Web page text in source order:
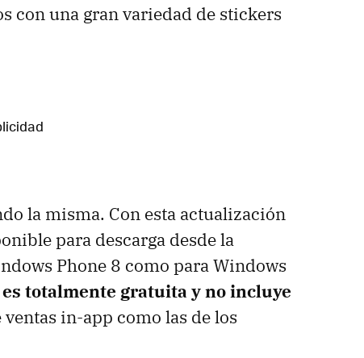
con una gran variedad de stickers
la misma. Con esta actualización
para descarga desde la
Phone 8 como para Windows
totalmente gratuita y no incluye
in-app como las de los